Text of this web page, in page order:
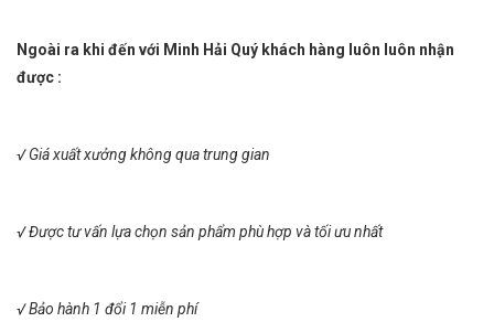
Ngoài ra khi đến với Minh Hải Quý khách hàng luôn luôn nhận
được :
√ Giá xuất xưởng không qua trung gian
√ Được tư vấn lựa chọn sản phẩm phù hợp và tối ưu nhất
√ Bảo hành 1 đổi 1 miễn phí